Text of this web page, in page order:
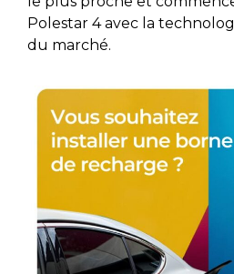
Polestar 4 avec la
du marché.